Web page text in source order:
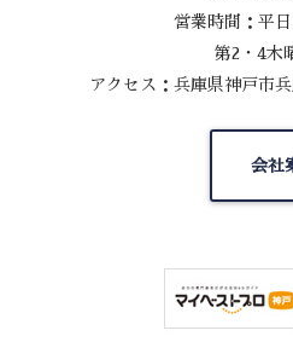
営業時間：平
第2・4木
アクセス：兵庫県神戸市
会社